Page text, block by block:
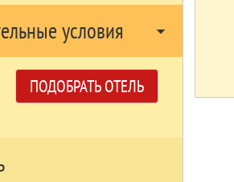
условия arrow_drop_down
ПОДОБРАТЬ ОТЕЛЬ